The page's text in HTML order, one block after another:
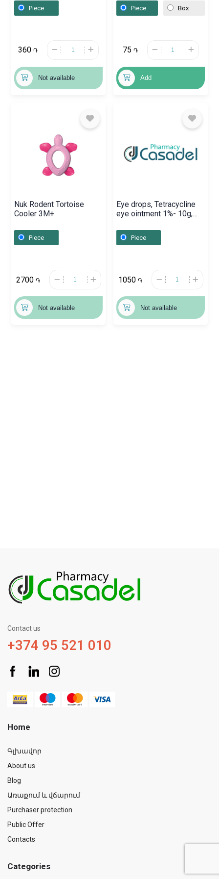
Piece
360 ֏
Not available
Հայաստան
Piece Box
75 ֏
Add
Nuk Rodent Tortoise
Cooler 3M+
Piece
2700 ֏
Not available
Eye drops, Tetracycline
eye ointment 1%- 10g,
Piece
1050 ֏
Not available
Contact us
+374 95 521 010
Home
Գլխավոր
About us
Blog
Առաքում և վճարում
Purchaser protection
Public Offer
Contacts
Categories